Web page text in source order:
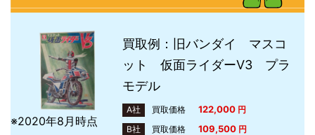
買取例：旧バンダイ マスコ
ット 仮面ライダーV3 プラ
モデル
A社 買取価格 122,000円
B社
買取価格 109,500円
※2020年8月時点